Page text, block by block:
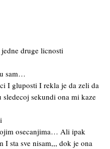
druge licnosti
sam…
I gluposti I rekla je da zeli da
sekundi ona mi kaze
osecanjima… Ali ipak
I sta sve nisam,,, dok je ona